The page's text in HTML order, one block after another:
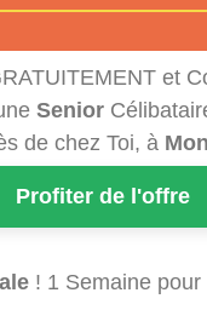
et
Senior
de chez Toi, à
Profiter de l'offre
! 1 Semaine